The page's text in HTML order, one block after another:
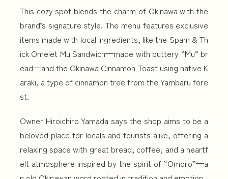
This cozy spot blends the charm of Okinawa with the
brand’s signature style. The menu features exclusive
items made with local ingredients, like the Spam & Th
ick Omelet Mu Sandwich—made with buttery “Mu” br
ead—and the Okinawa Cinnamon Toast using native K
araki, a type of cinnamon tree from the Yambaru fore
st.
Owner Hiroichiro Yamada says the shop aims to be a
beloved place for locals and tourists alike, offering a
relaxing space with great bread, coffee, and a heartf
elt atmosphere inspired by the spirit of “Omoro”—a